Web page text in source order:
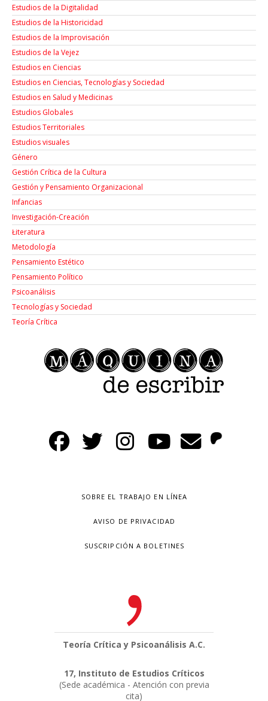
Estudios de la Digitalidad
Estudios de la Historicidad
Estudios de la Improvisación
Estudios de la Vejez
Estudios en Ciencias
Estudios en Ciencias, Tecnologías y Sociedad
Estudios en Salud y Medicinas
Estudios Globales
Estudios Territoriales
Estudios visuales
Género
Gestión Crítica de la Cultura
Gestión y Pensamiento Organizacional
Infancias
Investigación-Creación
Łiteratura
Metodología
Pensamiento Estético
Pensamiento Político
Psicoanálisis
Tecnologías y Sociedad
Teoría Crítica
SOBRE EL TRABAJO EN LÍNEA
AVISO DE PRIVACIDAD
SUSCRIPCIÓN A BOLETINES
Teoría Crítica y Psicoanálisis A.C.
17, Instituto de Estudios Críticos
(Sede académica - Atención con previa
cita)